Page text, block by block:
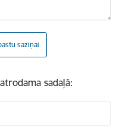
saziņai
sadaļā: